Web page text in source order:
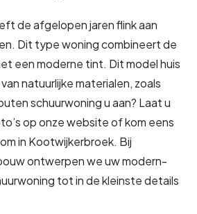
de afgelopen jaren flink aan
Dit type woning combineert de
een moderne tint. Dit model huis
natuurlijke materialen, zoals
schuurwoning u aan? Laat u
op onze website of kom eens
in Kootwijkerbroek. Bij
ontwerpen we uw modern-
tot in de kleinste details